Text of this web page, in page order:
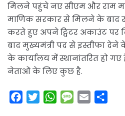
मिलने पहुंचे नए सीएम और राम
माणिक सरकार से मिलने के बाद
करते हुए अपने ट्विटर अकाउंट पर
बाद मुख्यमंत्री पद से इस्तीफा देने
के कार्यालय में स्थानांतरित हो
नेताओं के लिए कुछ है.
W
M